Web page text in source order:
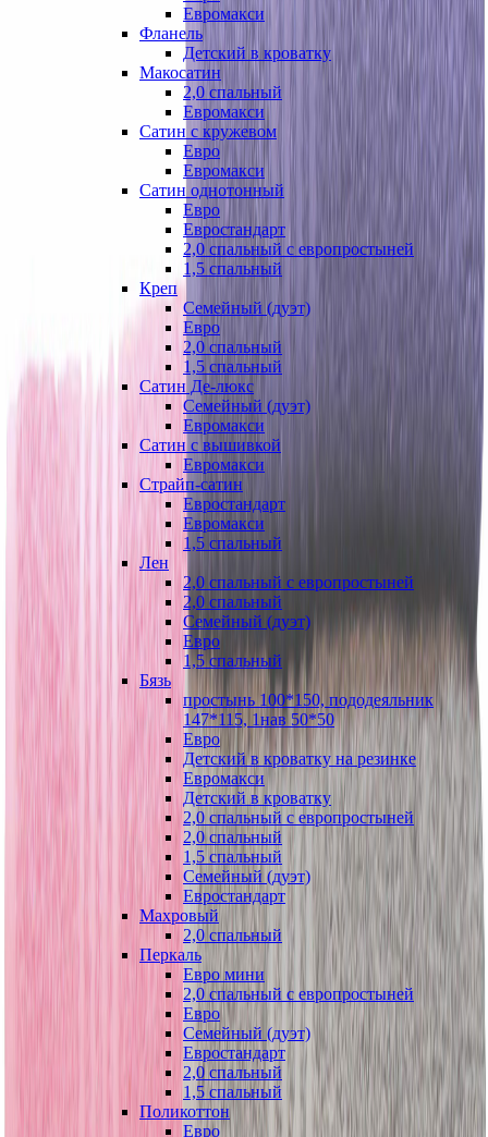
Евромакси
Фланель
Детский в кроватку
Макосатин
2,0 спальный
Евромакси
Сатин с кружевом
Евро
Евромакси
Сатин однотонный
Евро
Евростандарт
2,0 спальный с европростыней
1,5 спальный
Креп
Семейный (дуэт)
Евро
2,0 спальный
1,5 спальный
Сатин Де-люкс
Семейный (дуэт)
Евромакси
Сатин с вышивкой
Евромакси
Страйп-сатин
Евростандарт
Евромакси
1,5 спальный
Лен
2,0 спальный с европростыней
2,0 спальный
Семейный (дуэт)
Евро
1,5 спальный
Бязь
простынь 100*150, пододеяльник
147*115, 1нав 50*50
Евро
Детский в кроватку на резинке
Евромакси
Детский в кроватку
2,0 спальный с европростыней
2,0 спальный
1,5 спальный
Семейный (дуэт)
Евростандарт
Махровый
2,0 спальный
Перкаль
Евро мини
2,0 спальный с европростыней
Евро
Семейный (дуэт)
Евростандарт
2,0 спальный
1,5 спальный
Поликоттон
Евро